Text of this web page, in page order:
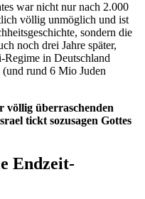
war nicht nur nach 2.000
völlig unmöglich und ist
sondern die
noch drei Jahre später,
Regime in Deutschland
(und rund 6 Mio Juden
völlig überraschenden
tickt sozusagen Gottes
Endzeit-